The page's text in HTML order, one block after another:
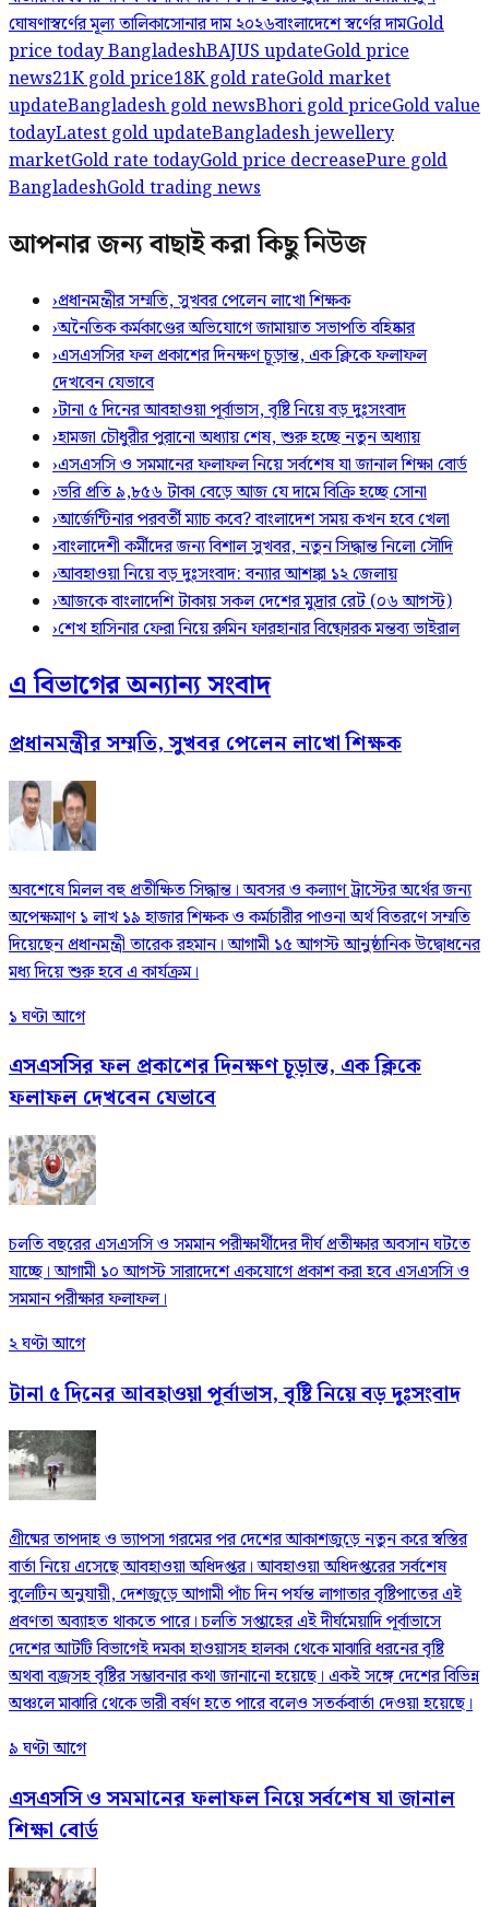
ঘোষণাস্বর্ণের মূল্য তালিকাসোনার দাম ২০২৬বাংলাদেশে স্বর্ণের দামGold
price today BangladeshBAJUS updateGold price
news21K gold price18K gold rateGold market
updateBangladesh gold newsBhori gold priceGold value
todayLatest gold updateBangladesh jewellery
marketGold rate todayGold price decreasePure gold
BangladeshGold trading news
আপনার জন্য বাছাই করা কিছু নিউজ
›প্রধানমন্ত্রীর সম্মতি, সুখবর পেলেন লাখো শিক্ষক
›অনৈতিক কর্মকাণ্ডের অভিযোগে জামায়াত সভাপতি বহিষ্কার
›এসএসসির ফল প্রকাশের দিনক্ষণ চূড়ান্ত, এক ক্লিকে ফলাফল
দেখবেন যেভাবে
›টানা ৫ দিনের আবহাওয়া পূর্বাভাস, বৃষ্টি নিয়ে বড় দুঃসংবাদ
›হামজা চৌধুরীর পুরানো অধ্যায় শেষ, শুরু হচ্ছে নতুন অধ্যায়
›এসএসসি ও সমমানের ফলাফল নিয়ে সর্বশেষ যা জানাল শিক্ষা বোর্ড
›ভরি প্রতি ৯,৮৫৬ টাকা বেড়ে আজ যে দামে বিক্রি হচ্ছে সোনা
›আর্জেন্টিনার পরবর্তী ম্যাচ কবে? বাংলাদেশ সময় কখন হবে খেলা
›বাংলাদেশী কর্মীদের জন্য বিশাল সুখবর, নতুন সিদ্ধান্ত নিলো সৌদি
›আবহাওয়া নিয়ে বড় দুঃসংবাদ: বন্যার আশঙ্কা ১২ জেলায়
›আজকে বাংলাদেশি টাকায় সকল দেশের মুদ্রার রেট (০৬ আগস্ট)
›শেখ হাসিনার ফেরা নিয়ে রুমিন ফারহানার বিষ্ফোরক মন্তব্য ভাইরাল
এ বিভাগের অন্যান্য সংবাদ
প্রধানমন্ত্রীর সম্মতি, সুখবর পেলেন লাখো শিক্ষক
অবশেষে মিলল বহু প্রতীক্ষিত সিদ্ধান্ত। অবসর ও কল্যাণ ট্রাস্টের অর্থের জন্য
অপেক্ষমাণ ১ লাখ ১৯ হাজার শিক্ষক ও কর্মচারীর পাওনা অর্থ বিতরণে সম্মতি
দিয়েছেন প্রধানমন্ত্রী তারেক রহমান। আগামী ১৫ আগস্ট আনুষ্ঠানিক উদ্বোধনের
মধ্য দিয়ে শুরু হবে এ কার্যক্রম।
১ ঘণ্টা আগে
এসএসসির ফল প্রকাশের দিনক্ষণ চূড়ান্ত, এক ক্লিকে
ফলাফল দেখবেন যেভাবে
চলতি বছরের এসএসসি ও সমমান পরীক্ষার্থীদের দীর্ঘ প্রতীক্ষার অবসান ঘটতে
যাচ্ছে। আগামী ১০ আগস্ট সারাদেশে একযোগে প্রকাশ করা হবে এসএসসি ও
সমমান পরীক্ষার ফলাফল।
২ ঘণ্টা আগে
টানা ৫ দিনের আবহাওয়া পূর্বাভাস, বৃষ্টি নিয়ে বড় দুঃসংবাদ
গ্রীষ্মের তাপদাহ ও ভ্যাপসা গরমের পর দেশের আকাশজুড়ে নতুন করে স্বস্তির
বার্তা নিয়ে এসেছে আবহাওয়া অধিদপ্তর। আবহাওয়া অধিদপ্তরের সর্বশেষ
বুলেটিন অনুযায়ী, দেশজুড়ে আগামী পাঁচ দিন পর্যন্ত লাগাতার বৃষ্টিপাতের এই
প্রবণতা অব্যাহত থাকতে পারে। চলতি সপ্তাহের এই দীর্ঘমেয়াদি পূর্বাভাসে
দেশের আটটি বিভাগেই দমকা হাওয়াসহ হালকা থেকে মাঝারি ধরনের বৃষ্টি
অথবা বজ্রসহ বৃষ্টির সম্ভাবনার কথা জানানো হয়েছে। একই সঙ্গে দেশের বিভিন্ন
অঞ্চলে মাঝারি থেকে ভারী বর্ষণ হতে পারে বলেও সতর্কবার্তা দেওয়া হয়েছে।
৯ ঘণ্টা আগে
এসএসসি ও সমমানের ফলাফল নিয়ে সর্বশেষ যা জানাল
শিক্ষা বোর্ড